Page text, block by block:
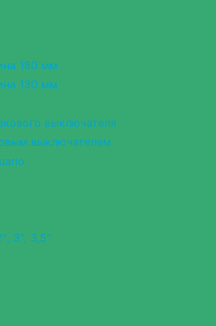
180 мм
130 мм
выключателя
выключателем
3″, 3,5″